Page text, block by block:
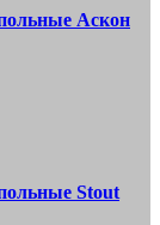
Аскон
Stout